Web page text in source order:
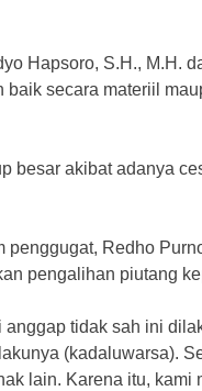
Hapsoro, S.H., M.H.
secara materiil
besar akibat adanya
Redho
pengalihan piutang
tidak sah ini
(kadaluwarsa).
lain. Karena itu, kami